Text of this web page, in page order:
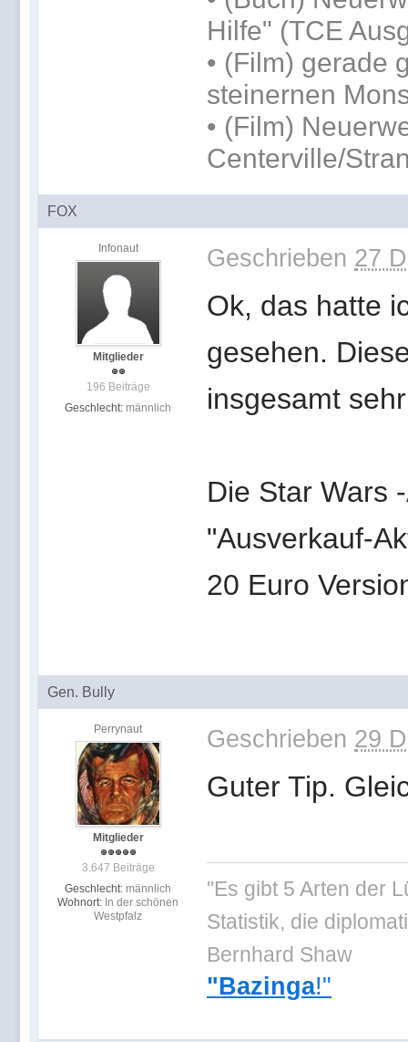
Hilfe" (TCE
• (Film) gerade
steinernen
• (Film)
Centerville/
FOX
Infonaut
Mitglieder
196 Beiträge
Geschlecht: männlich
Geschrieben 27
Ok, das hatte
gesehen.
insgesamt
Die Star Wars
"Ausverkauf-
20 Euro
Gen. Bully
Perrynaut
Mitglieder
3.647 Beiträge
Geschlecht: männlich
Wohnort: In der schönen
Westpfalz
Geschrieben 29
Guter Tip.
"Es gibt 5 Arten der
Statistik, die
Bernhard Shaw
"Bazinga!"